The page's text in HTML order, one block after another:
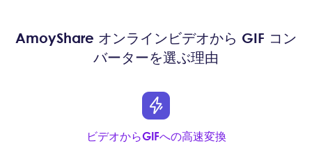
AmoyShare オンラインビデオから GIF コン
バーターを選ぶ理由
ビデオからGIFへの高速変換